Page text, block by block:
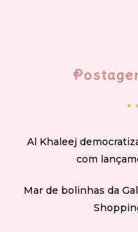
Al Khaleej
com
Mar de bolinhas da